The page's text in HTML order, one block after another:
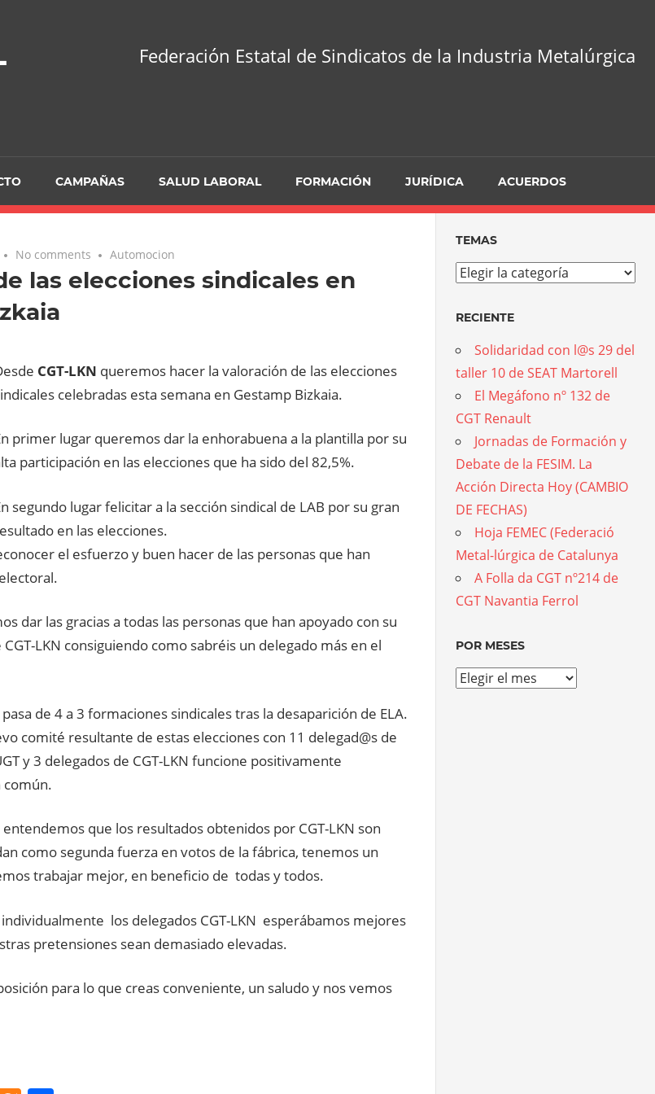
Federación Estatal de Sindicatos de la Industria Metalúrgica
CAMPAÑAS SALUD LABORAL FORMACIÓN JURÍDICA ACUERDOS
No comments Automocion
las elecciones sindicales en
CGT-LKN queremos hacer la valoración de las elecciones
celebradas esta semana en Gestamp Bizkaia.
primer lugar queremos dar la enhorabuena a la plantilla por su
participación en las elecciones que ha sido del 82,5%.
segundo lugar felicitar a la sección sindical de LAB por su gran
en las elecciones.
el esfuerzo y buen hacer de las personas que han
dar las gracias a todas las personas que han apoyado con su
LKN consiguiendo como sabréis un delegado más en el
de 4 a 3 formaciones sindicales tras la desaparición de ELA.
comité resultante de estas elecciones con 11 delegad@s de
y 3 delegados de CGT-LKN funcione positivamente
común.
que los resultados obtenidos por CGT-LKN son
como segunda fuerza en votos de la fábrica, tenemos un
trabajar mejor, en beneficio de todas y todos.
los delegados CGT-LKN esperábamos mejores
pretensiones sean demasiado elevadas.
para lo que creas conveniente, un saludo y nos vemos
TEMAS
Temas
RECIENTE
Solidaridad con l@s 29 del
taller 10 de SEAT Martorell
El Megáfono nº 132 de
CGT Renault
Jornadas de Formación y
Debate de la FESIM. La
Acción Directa Hoy (CAMBIO
DE FECHAS)
Hoja FEMEC (Federació
Metal-lúrgica de Catalunya
A Folla da CGT nº214 de
CGT Navantia Ferrol
POR MESES
Por